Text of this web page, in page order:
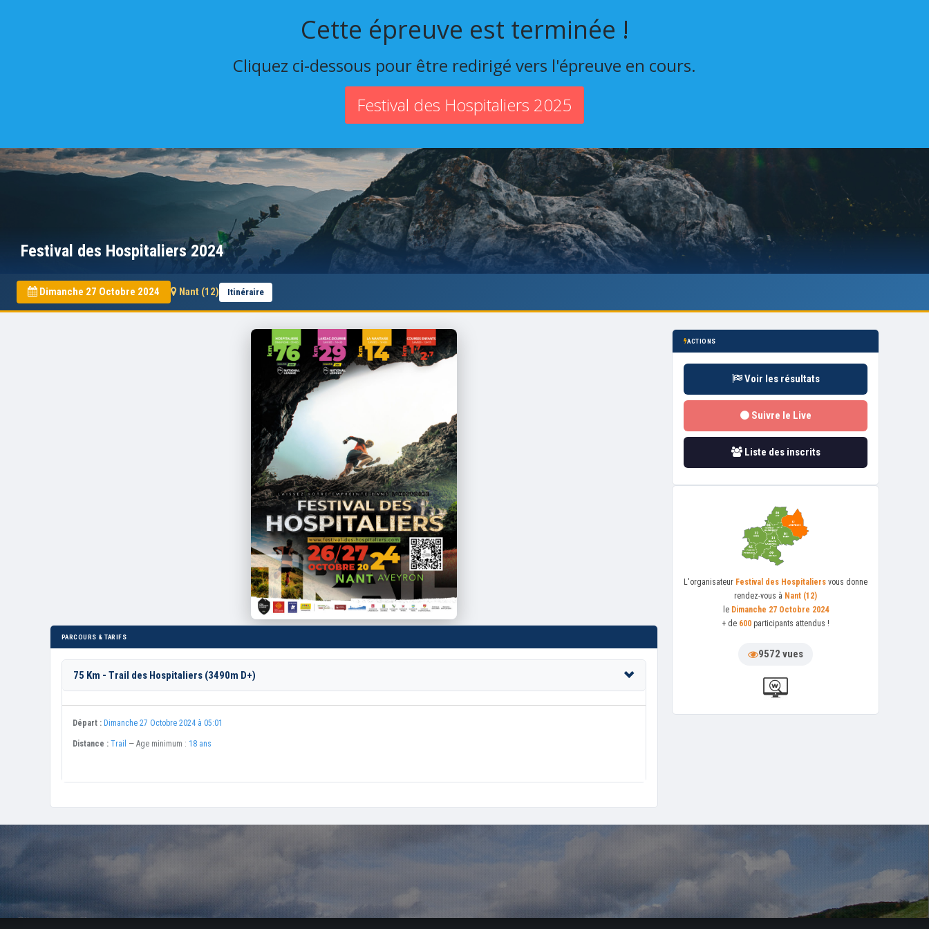
Cette épreuve est terminée !
Cliquez ci-dessous pour être redirigé vers l'épreuve en cours.
Festival des Hospitaliers 2025
Festival des Hospitaliers 2024
Dimanche 27 Octobre 2024 Nant (12) Itinéraire
PARCOURS & TARIFS
75 Km - Trail des Hospitaliers (3490m D+)
Départ : Dimanche 27 Octobre 2024 à 05:01
Distance : Trail — Age minimum : 18 ans
ACTIONS
Voir les résultats
Suivre le Live
Liste des inscrits
L'organisateur Festival des Hospitaliers vous donne
rendez-vous à Nant (12)
le Dimanche 27 Octobre 2024
+ de 600 participants attendus !
9572 vues